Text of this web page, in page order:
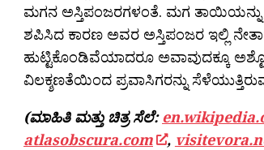
ಮಗನ ಅಸ್ತಿಪಂಜರಗಳಂತೆ. ಮಗ ತಾಯಿಯನ್ನು
ಶಪಿಸಿದ ಕಾರಣ ಅವರ ಅಸ್ತಿಪಂಜರ ಇಲ್ಲಿ
ಹುಟ್ಟಿಕೊಂಡಿವೆಯಾದರೂ ಅವಾವುದಕ್ಕೂ
ವಿಲಕ್ಶಣತೆಯಿಂದ ಪ್ರವಾಸಿಗರನ್ನು
(ಮಾಹಿತಿ ಮತ್ತು ಚಿತ್ರ ಸೆಲೆ:
atlasobscura.com
,